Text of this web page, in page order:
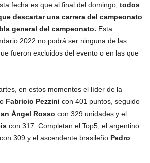
fecha es que al final del domingo, todos
descartar una carrera del campeonato
general del campeonato. Esta
2022 no podrá ser ninguna de las
fueron excluidos del evento o en las que
en estos momentos el líder de la
Fabricio Pezzini con 401 puntos, seguido
Ángel Rosso con 329 unidades y el
con 317. Completan el Top5, el argentino
con 309 y el ascendente brasileño Pedro